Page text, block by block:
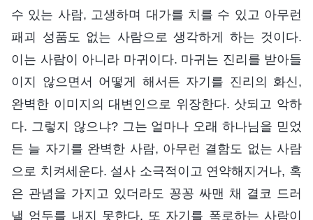
수 있는 사람, 고생하며 대가를 치를 수 있고 아무런
패괴 성품도 없는 사람으로 생각하게 하는 것이다.
이는 사람이 아니라 마귀이다. 마귀는 진리를 받아들
이지 않으면서 어떻게 해서든 자기를 진리의 화신,
완벽한 이미지의 대변인으로 위장한다. 삿되고 악하
다. 그렇지 않으냐? 그는 얼마나 오래 하나님을 믿었
든 늘 자기를 완벽한 사람, 아무런 결함도 없는 사람
으로 치켜세운다. 설사 소극적이고 연약해지거나, 혹
은 관념을 가지고 있더라도 꽁꽁 싸맨 채 결코 드러
낼 엄두를 내지 못한다. 또 자기를 폭로하는 사람이